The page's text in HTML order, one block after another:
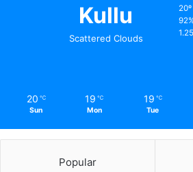
Kullu
Scattered Clouds
20 ℃
Sun
19 ℃
Mon
19 ℃
Tue
Popular